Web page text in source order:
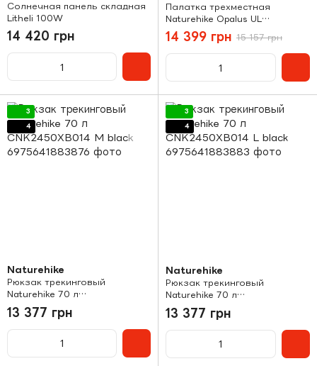
Солнечная панель складная
Litheli 100W
14 420 грн
Палатка трехместная
Naturehike Opalus UL
NH17L001-L light green
14 399 грн 15 157 грн
3
4
Naturehike
Рюкзак трекинговый
Naturehike 70 л
CNK2450XB014 M black
13 377 грн
3
4
Naturehike
Рюкзак трекинговый
Naturehike 70 л
CNK2450XB014 L black
13 377 грн